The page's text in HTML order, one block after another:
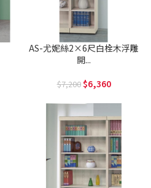
AS-尤妮絲2×6尺白栓木浮雕
開...
7,200 6,360